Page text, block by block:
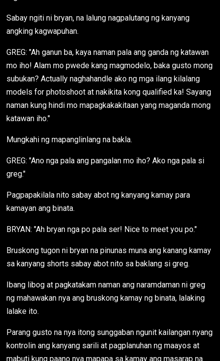
Sabay ngiti ni bryan, na lalung nagpalutang ng kanyang
angking kagwapuhan.
GREG: "Ah ganun ba, kaya naman pala ang ganda ng katawan
mo iho! Alam mo pwede kang magmodelo, baka gusto mong
subukan? Actually naghahandle ako ng mga ilang kilalang
models for photoshoot at nakikita kong qualified ka! Sayang
naman kung hindi mo mapagkakakitaan yang maganda mong
katawan iho."
Mungkahi ng mapanglinlang na bakla.
GREG: "Ano nga pala ang pangalan mo iho? Ako nga pala si
greg."
Pagpapakilala nito sabay abot ng kanyang kamay para
kamayan ang binata.
BRYAN: "Ah bryan nga po pala ser! Nice to meet you po."
Bruskong tugon ni bryan na pinunas muna ang kanang kamay
sa kanyang shorts sabay abot nito sa baklang si greg.
Ibang libog at pagkatakam naman ang naramdaman ni greg
ng mahawakan nya ang bruskong kamay ng binata, lalaking
lalake ito.
Parang gusto na nya itong sunggaban ngunit kailangan nyang
kontrolin ang kanyang sarili at pagplanuhan ng maayos at
mabuti kung paano nya mapapa sa kamay ang masarap na